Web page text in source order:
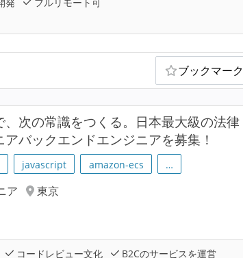
ブックマーク
、次の常識をつくる。日本最大級の法律
バックエンドエンジニアを募集！
javascript amazon-ecs …
ア
東京
コードレビュー文化
B2Cのサービスを運営